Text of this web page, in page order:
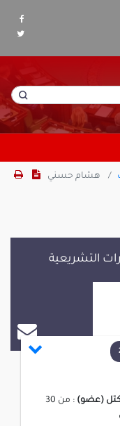
هشام حسني
التشريعية
كتل (عضو): من 30